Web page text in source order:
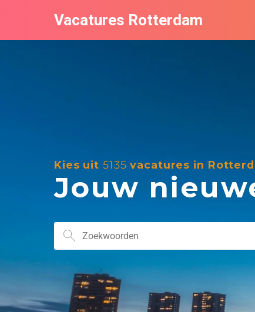
Vacatures Rotterdam
Kies uit 5135 vacatures in
Jouw